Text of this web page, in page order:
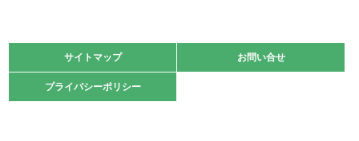
緑ケ丘体育館
2021.10.23
卓球選手権大会ラージボールの部開催☆
サイトマップ お問い合せ
プライバシーポリシー
サイトマップ お問い合せ
プライバシーポリシー